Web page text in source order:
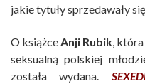
jakie tytuły sprzedawały
O książceAnji Rubik,
seksualną polskiej
została wydana.